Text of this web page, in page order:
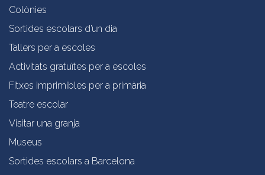
Colònies
Sortides escolars d’un dia
Tallers per a escoles
Activitats gratuïtes per a escoles
Fitxes imprimibles per a primària
Teatre escolar
Visitar una granja
Museus
Sortides escolars a Barcelona